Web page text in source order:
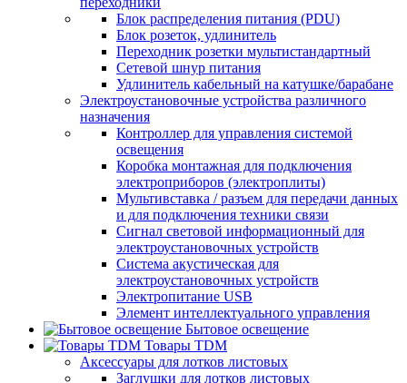
Блок распределения питания (PDU)
Блок розеток, удлинитель
Переходник розетки мультистандартный
Сетевой шнур питания
Удлинитель кабельный на катушке/барабане
Электроустановочные устройства различного
назначения
Контроллер для управления системой
освещения
Коробка монтажная для подключения
электроприборов (электроплиты)
Мультивставка / разъем для передачи данных
и для подключения техники связи
Сигнал световой информационный для
электроустановочных устройств
Система акустическая для
электроустановочных устройств
Электропитание USB
Элемент интеллектуального управления
Бытовое освещение
Товары TDM
Аксессуары для лотков листовых
Заглушки для лотков листовых